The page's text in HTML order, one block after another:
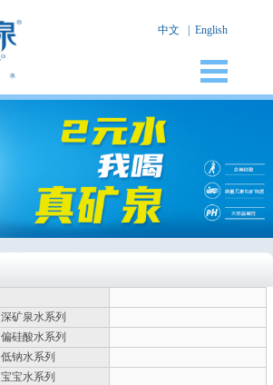
中文 English
深矿泉水系列
偏硅酸水系列
低钠水系列
宝宝水系列